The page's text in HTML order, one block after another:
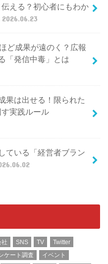
える？初心者にもわか
2026.06.23
ど成果が遠のく？広報
「発信中毒」とは
果は出せる！限られた
実践ルール
ている「経営者ブラン
社 SNS TV
Twitter
ケート調査
イベント